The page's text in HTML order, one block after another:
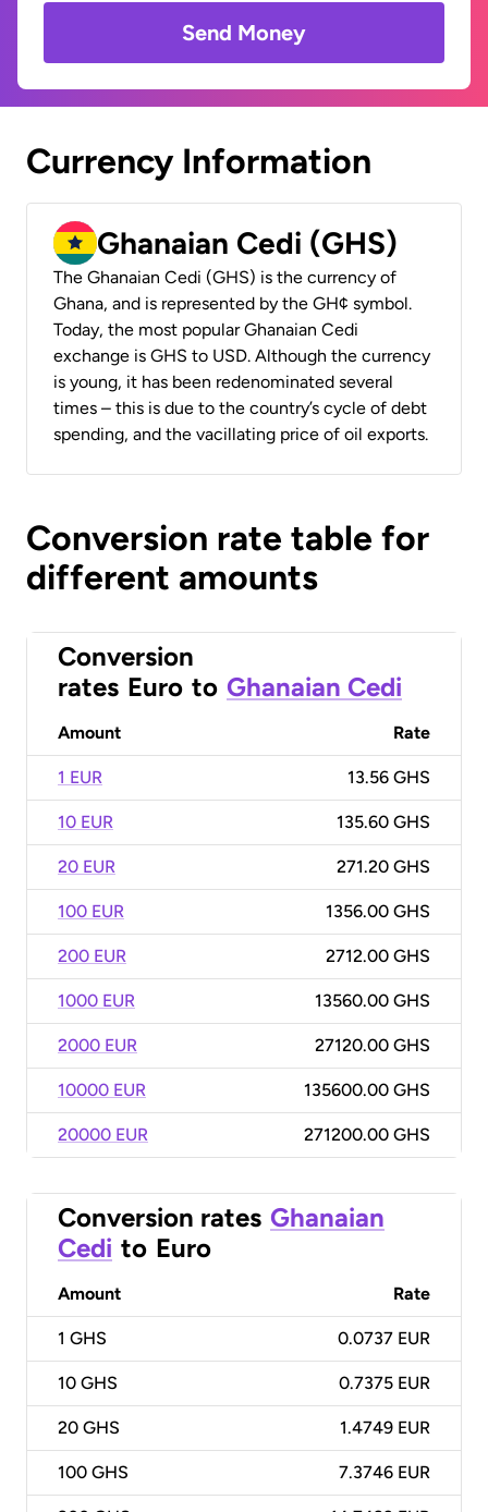
Send Money
Currency Information
Ghanaian Cedi (GHS)
The Ghanaian Cedi (GHS) is the currency of
Ghana, and is represented by the GH¢ symbol.
Today, the most popular Ghanaian Cedi
exchange is GHS to USD. Although the currency
is young, it has been redenominated several
times – this is due to the country’s cycle of debt
spending, and the vacillating price of oil exports.
Conversion rate table for
different amounts
Conversion
rates Euro to Ghanaian Cedi
Amount Rate
1 EUR 13.56 GHS
10 EUR 135.60 GHS
20 EUR 271.20 GHS
100 EUR 1356.00 GHS
200 EUR 2712.00 GHS
1000 EUR 13560.00 GHS
2000 EUR 27120.00 GHS
10000 EUR 135600.00 GHS
20000 EUR 271200.00 GHS
Conversion rates Ghanaian
Cedi to Euro
Amount Rate
1 GHS 0.0737 EUR
10 GHS 0.7375 EUR
20 GHS 1.4749 EUR
100 GHS 7.3746 EUR